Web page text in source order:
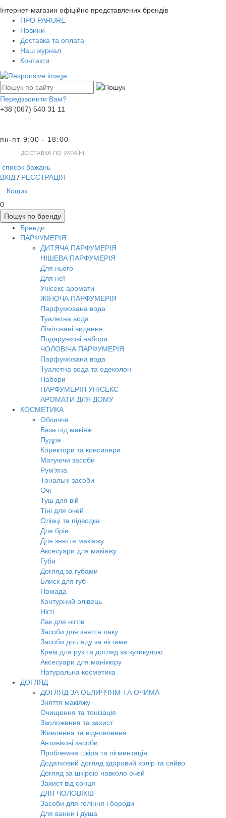
Інтернет-магазин офіційно представлених брендів
ПРО PARURE
Новини
Доставка та оплата
Наш журнал
Контакти
Передзвонити Вам?
+38 (067) 540 31 11
пн-пт 9:00 - 18:00
ДОСТАВКА ПО УКРАЇНІ
список бажань
ВХІД / РЕЄСТРАЦІЯ
Кошик
0
Пошук по бренду
Бренди
ПАРФУМЕРІЯ
ДИТЯЧА ПАРФУМЕРІЯ
НІШЕВА ПАРФУМЕРІЯ
Для нього
Для неї
Унісекс аромати
ЖІНОЧА ПАРФУМЕРІЯ
Парфумована вода
Туалетна вода
Лімітовані видання
Подарункові набори
ЧОЛОВІЧА ПАРФУМЕРІЯ
Парфумована вода
Туалетна вода та одеколон
Набори
ПАРФУМЕРІЯ УНІСЕКС
АРОМАТИ ДЛЯ ДОМУ
КОСМЕТИКА
Обличчя
База під макіяж
Пудра
Коректори та консилери
Матуючи засоби
Рум'яна
Тональні засоби
Очі
Туш для вій
Тіні для очей
Олівці та підводка
Для брів
Для зняття макіяжу
Аксесуари для макіяжу
Губи
Догляд за губами
Блиск для губ
Помада
Контурний олівець
Нігті
Лак для нігтів
Засоби для зняття лаку
Засоби догляду за нігтями
Крем для рук та догляд за кутикулою
Аксесуари для манікюру
Натуральна косметика
ДОГЛЯД
ДОГЛЯД ЗА ОБЛИЧЧЯМ ТА ОЧИМА
Зняття макіяжу
Очищення та тонізація
Зволоження та захист
Живлення та відновлення
Антивікові засоби
Проблемна шкіра та пігментація
Додатковий догляд здоровий колір та сяйво
Догляд за шкірою навколо очей
Захист від сонця
ДЛЯ ЧОЛОВІКІВ
Засоби для гоління і бороди
Для ванни і душа